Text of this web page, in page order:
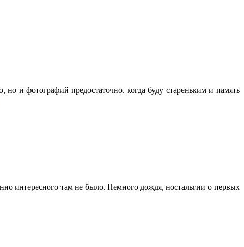
и фотографий предостаточно, когда буду стареньким и память
интересного там не было. Немного дождя, ностальгии о первых